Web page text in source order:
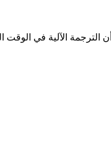
الترجمة الآلية في